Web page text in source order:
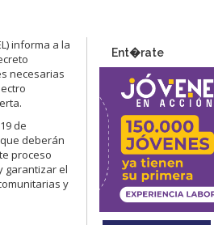
informa a la
necesarias
de
deberán
proceso
garantizar el
y
Ent�rate